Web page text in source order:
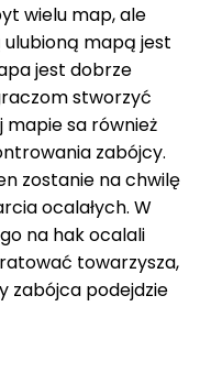
wielu map, ale
ulubioną mapą jest
jest dobrze
stworzyć
mapie sa również
zabójcy.
zostanie na chwilę
ocalałych. W
na hak ocalali
towarzysza,
zabójca podejdzie